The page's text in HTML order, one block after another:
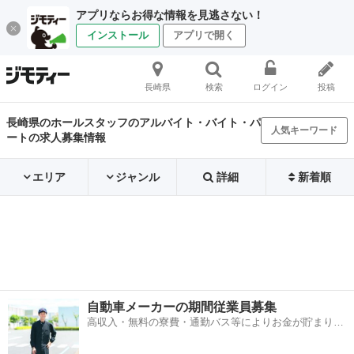
アプリならお得な情報を見逃さない！
インストール アプリで開く
長崎県 検索 ログイン 投稿
長崎県のホールスタッフのアルバイト・バイト・パ
ートの求人募集情報
人気キーワード
エリア ジャンル 詳細 新着順
自動車メーカーの期間従業員募集
高収入・無料の寮費・通勤バス等によりお金が貯まりや